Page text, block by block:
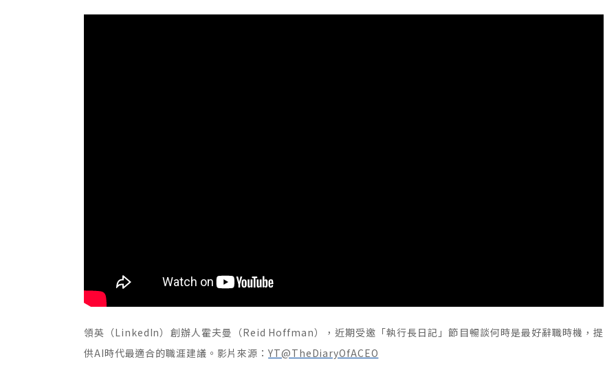
領英（LinkedIn）創辦人霍夫曼（Reid Hoffman），近期受邀「執行長日記」節目暢談何時是最好辭職時機，提
供AI時代最適合的職涯建議。影片來源：YT@TheDiaryOfACEO